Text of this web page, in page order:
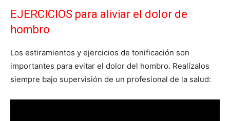
EJERCICIOS para aliviar el dolor de
hombro
Los estiramientos y ejercicios de tonificación son
importantes para evitar el dolor del hombro. Realízalos
siempre bajo supervisión de un profesional de la salud: